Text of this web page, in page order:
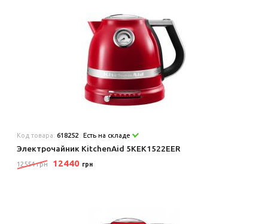
Код товара:618252 Есть на складе
Электрочайник KitchenAid 5KEK1522EER
12554 грн 12440 грн